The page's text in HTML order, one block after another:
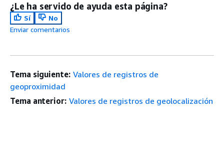
¿Le ha servido de ayuda esta página?
Sí
No
Enviar comentarios
Tema siguiente: Valores de registros de
geoproximidad
Tema anterior: Valores de registros de geolocalización